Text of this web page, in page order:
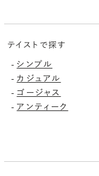
テイストで探す
- シンプル
- カジュアル
- ゴージャス
- アンティーク